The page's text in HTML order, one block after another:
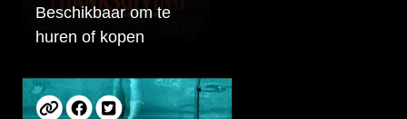
Beschikbaar om te
huren of kopen